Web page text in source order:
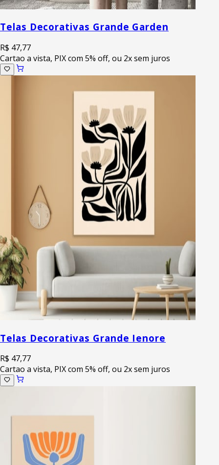
Telas Decorativas Grande Garden
R$ 47,77
Cartao a vista, PIX com 5% off, ou 2x sem juros
Telas Decorativas Grande Ienore
R$ 47,77
Cartao a vista, PIX com 5% off, ou 2x sem juros